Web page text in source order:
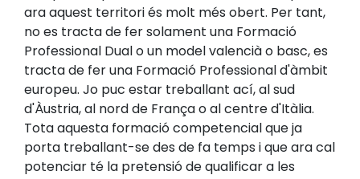
ara aquest territori és molt més obert. Per tant,
no es tracta de fer solament una Formació
Professional Dual o un model valencià o basc, es
tracta de fer una Formació Professional d'àmbit
europeu. Jo puc estar treballant ací, al sud
d'Àustria, al nord de França o al centre d'Itàlia.
Tota aquesta formació competencial que ja
porta treballant-se des de fa temps i que ara cal
potenciar té la pretensió de qualificar a les